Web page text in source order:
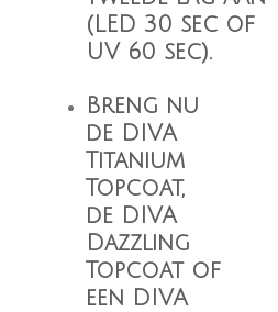
(LED 30 sec of
UV 60 sec).
Breng nu
de DIVA
Titanium
Topcoat,
de DIVA
Dazzling
Topcoatof
een DIVA